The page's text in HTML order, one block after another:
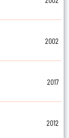
2002
2017
2012